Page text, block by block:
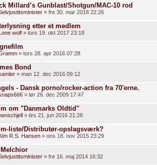
Millard’s Gunblast/Shotgun/MAC-10 rod
» fre 30. mar 2018 22:26
etter et medlem
wolf » tors 19. okt 2017 23:18
» tors 28. apr 2016 07:28
Bond
» man 12. dec 2016 09:12
- Dansk porno/rocker-action fra 70'erne.
» lør 26. dec 2009 17:47
om "Danmarks Oldtid"
» tirs 21. jun 2016 21:28
liste/Distributør-opslagsværk?
R.S. Hansen » ons 18. nov 2015 23:29
Melchior
» fre 16. maj 2014 16:32